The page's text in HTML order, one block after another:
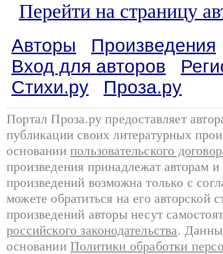
Перейти на страницу
Авторы
Произведения
Вход для авторов
Стихи.ру
Проза.ру
Портал Проза.ру предоставляет
публикации своих литературных
основании пользовательского
произведения принадлежат авторам
произведений возможна только с
можете обратиться на его авторской
произведений авторы несут
российского законодательства.
основании Политики обработки